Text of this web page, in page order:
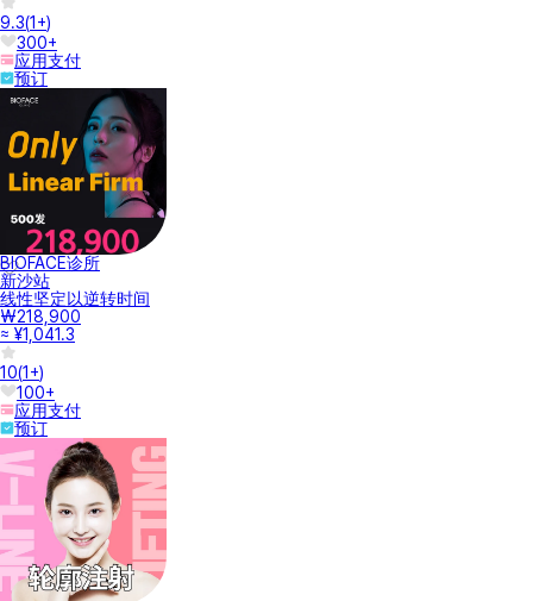
9.3(1+)
300+
应用支付
预订
BIOFACE诊所
新沙站
线性坚定以逆转时间
₩218,900
≈ ¥1,041.3
10(1+)
100+
应用支付
预订